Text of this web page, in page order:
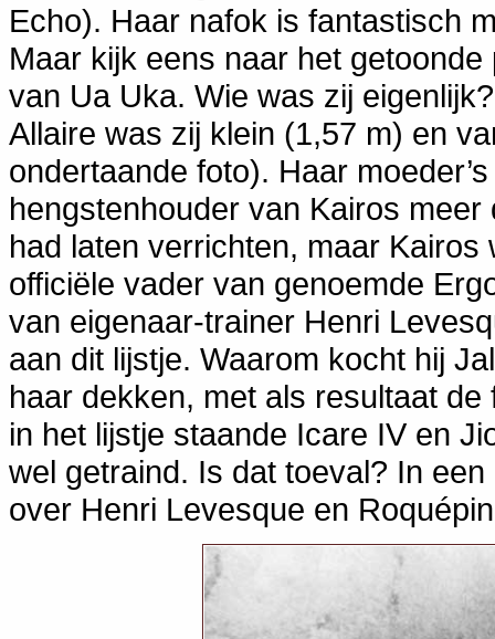
Echo). Haar nafok is fantastisch
Maar kijk eens naar het
van Ua Uka. Wie was zij
Allaire was zij klein (1,57 m) en
ondertaande foto). Haar
hengstenhouder van Kairos
had laten verrichten, maar
officiële vader van genoemde
van eigenaar-trainer Henri
aan dit lijstje. Waarom kocht hij
haar dekken, met als resultaat
in het lijstje staande Icare IV en
wel getraind. Is dat toeval? In
over Henri Levesque en